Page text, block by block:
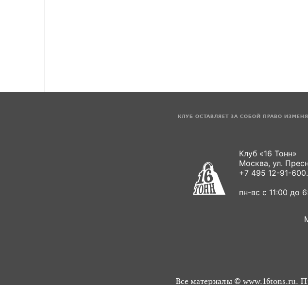
КЛУБ ОСТАВЛЯЕТ ЗА СОБОЙ ПРАВО
Клуб «16 Тонн»
Москва, ул.
+7 495 12-91-600.
пн-вс с 11:00 до
Все материалы © www.16tons.ru.